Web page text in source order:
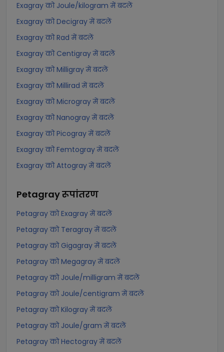
Exagray को Joule/kilogram में बदलें
Exagray को Decigray में बदलें
Exagray को Rad में बदलें
Exagray को Centigray में बदलें
Exagray को Milligray में बदलें
Exagray को Millirad में बदलें
Exagray को Microgray में बदलें
Exagray को Nanogray में बदलें
Exagray को Picogray में बदलें
Exagray को Femtogray में बदलें
Exagray को Attogray में बदलें
Petagrayरूपांतरण
Petagray को Exagray में बदलें
Petagray को Teragray में बदलें
Petagray को Gigagray में बदलें
Petagray को Megagray में बदलें
Petagray को Joule/milligram में बदलें
Petagray को Joule/centigram में बदलें
Petagray को Kilogray में बदलें
Petagray को Joule/gram में बदलें
Petagray को Hectogray में बदलें